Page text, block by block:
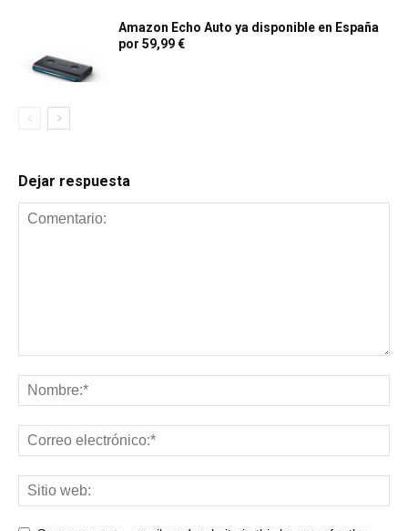
Amazon Echo Auto ya disponible en España
por 59,99 €
Dejar respuesta